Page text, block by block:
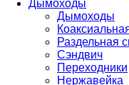
Дымоходы
Дымоходы
Раздельная
Сэндвич
Переходники
Нержавейка